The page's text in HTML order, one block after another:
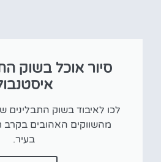
סיור אוכל בשוק
לכו לאיבוד בשוק התבלינים
מהשווקים האהובים בקרב
בעיר.